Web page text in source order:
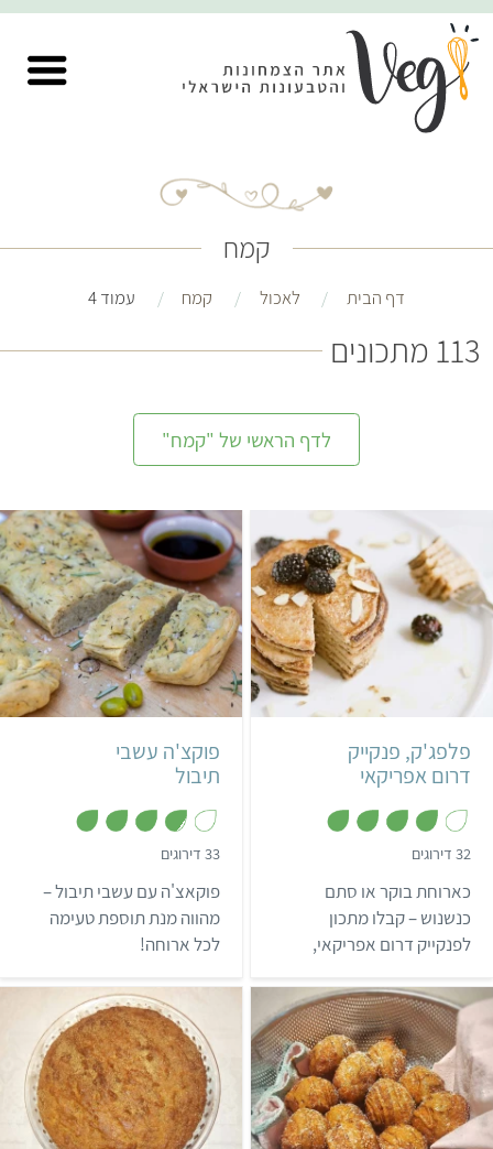
קמח
דף הבית לאכול קמח עמוד 4
113 מתכונים
לדף הראשי של "קמח"
קל 4 פנקייקים
דרום אפריקאי
פלפג'ק, פנקייק
דרום אפריקאי
32 דירוגים
9
מ
ת
ו
כארוחת בוקר או סתם
כנשנוש – קבלו מתכון
לפנקייק דרום אפריקאי,
בינוני שעה ו-40 דקות
2-3 פוקאצ'ות איטלקי
פוקצ'ה עשבי
תיבול
33 דירוגים
8
מ
ת
ו
פוקאצ'ה עם עשבי תיבול –
מהווה מנת תוספת טעימה
לכל ארוחה!
קל 20 דקות קל שעה